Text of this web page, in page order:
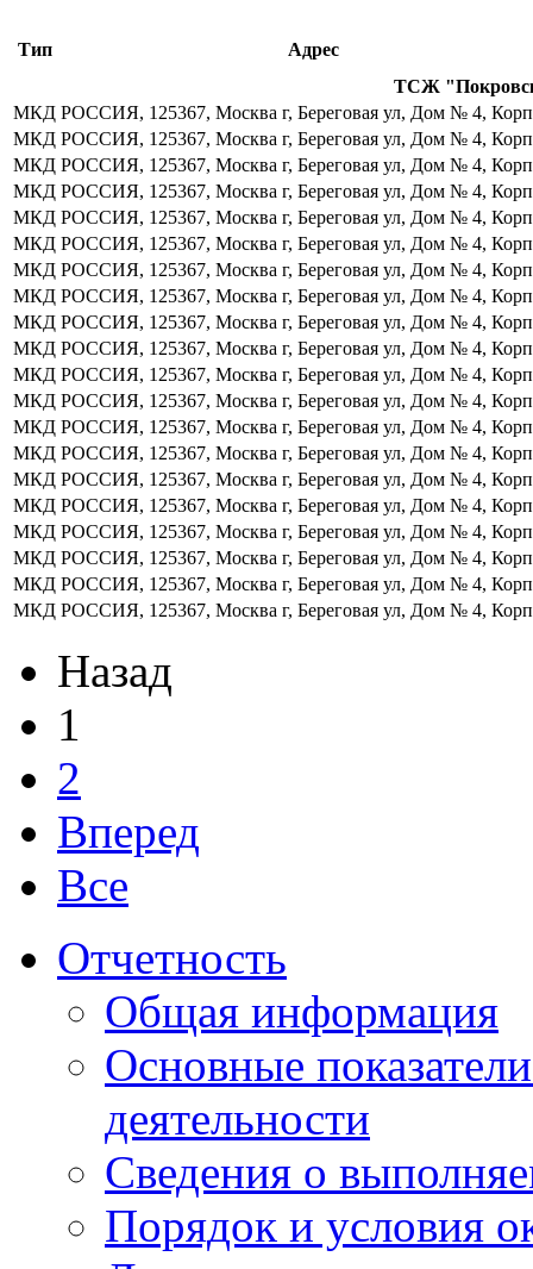
Тип
Адрес
ТСЖ
МКД РОССИЯ, 125367, Москва г, Береговая ул, Дом № 4,
МКД РОССИЯ, 125367, Москва г, Береговая ул, Дом № 4,
МКД РОССИЯ, 125367, Москва г, Береговая ул, Дом № 4,
МКД РОССИЯ, 125367, Москва г, Береговая ул, Дом № 4,
МКД РОССИЯ, 125367, Москва г, Береговая ул, Дом № 4,
МКД РОССИЯ, 125367, Москва г, Береговая ул, Дом № 4,
МКД РОССИЯ, 125367, Москва г, Береговая ул, Дом № 4,
МКД РОССИЯ, 125367, Москва г, Береговая ул, Дом № 4,
МКД РОССИЯ, 125367, Москва г, Береговая ул, Дом № 4,
МКД РОССИЯ, 125367, Москва г, Береговая ул, Дом № 4,
МКД РОССИЯ, 125367, Москва г, Береговая ул, Дом № 4,
МКД РОССИЯ, 125367, Москва г, Береговая ул, Дом № 4,
МКД РОССИЯ, 125367, Москва г, Береговая ул, Дом № 4,
МКД РОССИЯ, 125367, Москва г, Береговая ул, Дом № 4,
МКД РОССИЯ, 125367, Москва г, Береговая ул, Дом № 4,
МКД РОССИЯ, 125367, Москва г, Береговая ул, Дом № 4,
МКД РОССИЯ, 125367, Москва г, Береговая ул, Дом № 4,
МКД РОССИЯ, 125367, Москва г, Береговая ул, Дом № 4,
МКД РОССИЯ, 125367, Москва г, Береговая ул, Дом № 4,
МКД РОССИЯ, 125367, Москва г, Береговая ул, Дом № 4,
Назад
1
2
Вперед
Все
Отчетность
Общая информация
Основные
деятельности
Сведения о
Порядок и условия